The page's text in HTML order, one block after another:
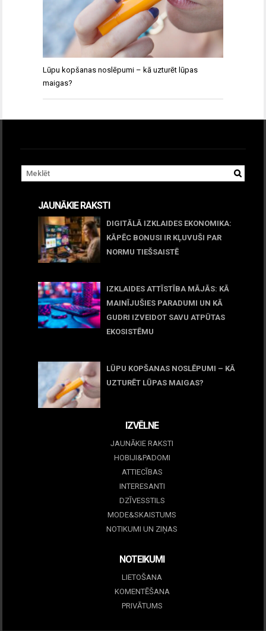
Lūpu kopšanas noslēpumi – kā uzturēt lūpas
maigas?
JAUNĀKIE RAKSTI
DIGITĀLĀ IZKLAIDES EKONOMIKA:
KĀPĒC BONUSI IR KĻUVUŠI PAR
NORMU TIEŠSAISTĒ
IZKLAIDES ATTĪSTĪBA MĀJĀS: KĀ
MAINĪJUŠIES PARADUMI UN KĀ
GUDRI IZVEIDOT SAVU ATPŪTAS
EKOSISTĒMU
LŪPU KOPŠANAS NOSLĒPUMI – KĀ
UZTURĒT LŪPAS MAIGAS?
IZVĒLNE
JAUNĀKIE RAKSTI
HOBIJI&PADOMI
ATTIECĪBAS
INTERESANTI
DZĪVESSTILS
MODE&SKAISTUMS
NOTIKUMI UN ZIŅAS
NOTEIKUMI
LIETOŠANA
KOMENTĒŠANA
PRIVĀTUMS